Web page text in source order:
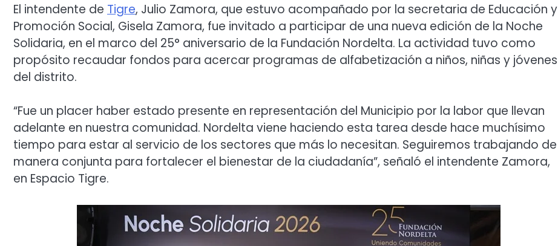
El intendente de Tigre, Julio Zamora, que estuvo acompañado por la secretaria de Educación y
Promoción Social, Gisela Zamora, fue invitado a participar de una nueva edición de la Noche
Solidaria, en el marco del 25° aniversario de la Fundación Nordelta. La actividad tuvo como
propósito recaudar fondos para acercar programas de alfabetización a niños, niñas y jóvenes
del distrito.
“Fue un placer haber estado presente en representación del Municipio por la labor que llevan
adelante en nuestra comunidad. Nordelta viene haciendo esta tarea desde hace muchísimo
tiempo para estar al servicio de los sectores que más lo necesitan. Seguiremos trabajando de
manera conjunta para fortalecer el bienestar de la ciudadanía”, señaló el intendente Zamora,
en Espacio Tigre.